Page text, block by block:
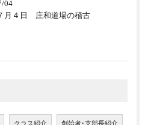
04
月４日 庄和道場の稽古
クラス紹介 創始者･支部長紹介